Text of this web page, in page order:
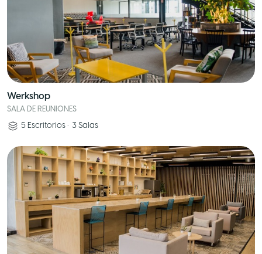
Werkshop
SALA DE REUNIONES
5 Escritorios • 3 Salas